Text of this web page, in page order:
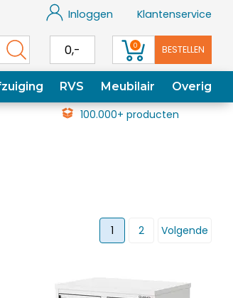
Inloggen Klantenservice
0,- 0 BESTELLEN
RVS Meubilair Overig
100.000+ producten
1 2 Volgende